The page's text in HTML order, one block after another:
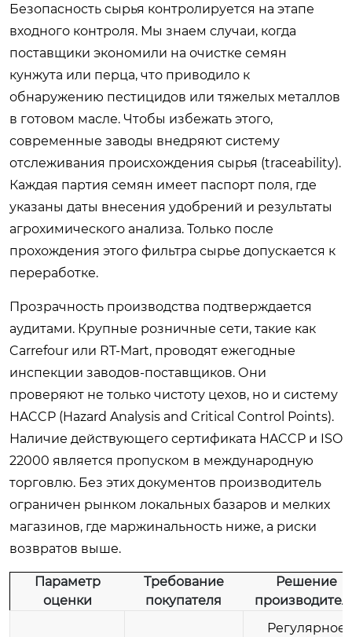
Безопасность сырья контролируется на этапе
входного контроля. Мы знаем случаи, когда
поставщики экономили на очистке семян
кунжута или перца, что приводило к
обнаружению пестицидов или тяжелых металлов
в готовом масле. Чтобы избежать этого,
современные заводы внедряют систему
отслеживания происхождения сырья (traceability).
Каждая партия семян имеет паспорт поля, где
указаны даты внесения удобрений и результаты
агрохимического анализа. Только после
прохождения этого фильтра сырье допускается к
переработке.
Прозрачность производства подтверждается
аудитами. Крупные розничные сети, такие как
Carrefour или RT-Mart, проводят ежегодные
инспекции заводов-поставщиков. Они
проверяют не только чистоту цехов, но и систему
HACCP (Hazard Analysis and Critical Control Points).
Наличие действующего сертификата HACCP и ISO
22000 является пропуском в международную
торговлю. Без этих документов производитель
ограничен рынком локальных базаров и мелких
магазинов, где маржинальность ниже, а риски
возвратов выше.
Параметр
оценки
Требование
покупателя
Решение
Регулярное